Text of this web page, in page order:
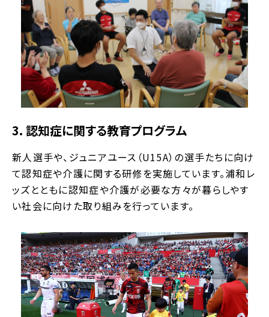
3. 認知症に関する教育プログラム
新人選手や、ジュニアユース（U15A）の選手たちに向け
て認知症や介護に関する研修を実施しています。浦和レ
ッズとともに認知症や介護が必要な方々が暮らしやす
い社会に向けた取り組みを行っています。